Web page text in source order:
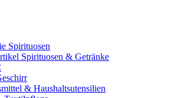
Spirituosen
Spirituosen & Getränke
& Haushaltsutensilien